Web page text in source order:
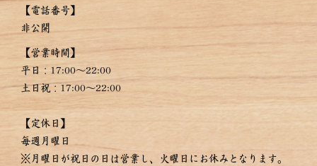
【電話番号】
非公開
【営業時間】
平日：17:00〜22:00
土日祝：17:00～22:00
【定休日】
毎週月曜日
※月曜日が祝日の日は営業し、火曜日にお休みとなります。